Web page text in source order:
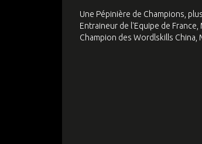
Une Pépinière de Champions,
Entraineur de l'Equipe de
Champion des Wordlskills China,